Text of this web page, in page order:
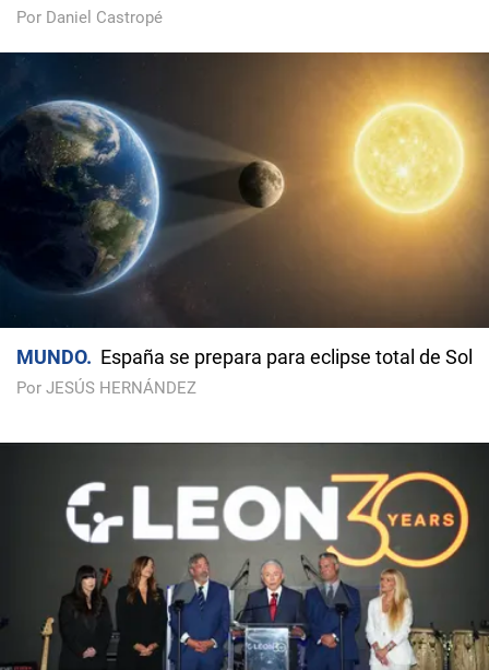
Por Daniel Castropé
MUNDO España se prepara para eclipse total de Sol
Por JESÚS HERNÁNDEZ